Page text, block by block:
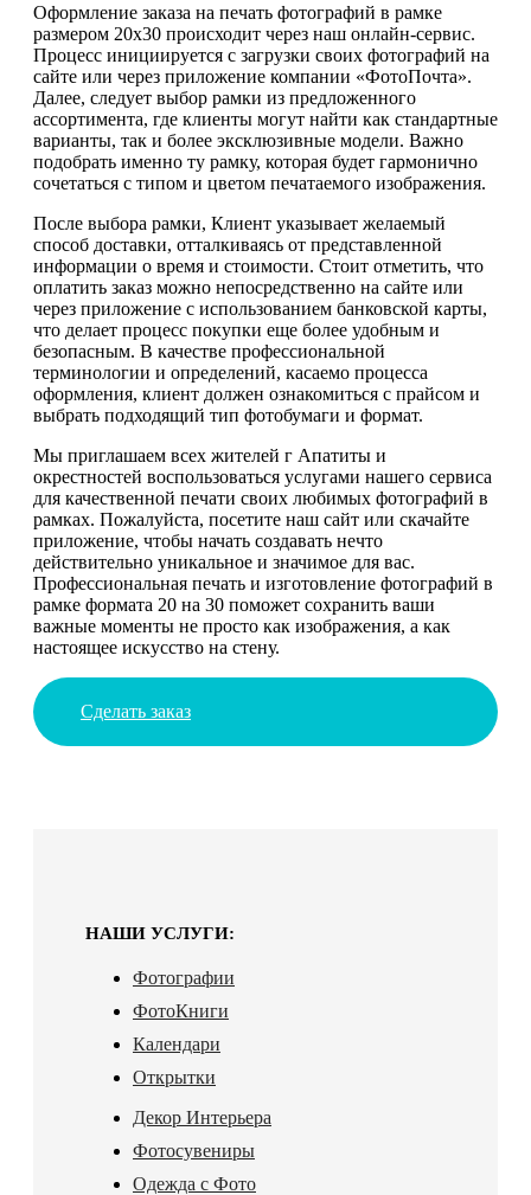
Оформление заказа на печать фотографий в рамке
размером 20х30 происходит через наш онлайн-сервис.
Процесс инициируется с загрузки своих фотографий на
сайте или через приложение компании «ФотоПочта».
Далее, следует выбор рамки из предложенного
ассортимента, где клиенты могут найти как стандартные
варианты, так и более эксклюзивные модели. Важно
подобрать именно ту рамку, которая будет гармонично
сочетаться с типом и цветом печатаемого изображения.
После выбора рамки, Клиент указывает желаемый
способ доставки, отталкиваясь от представленной
информации о время и стоимости. Стоит отметить, что
оплатить заказ можно непосредственно на сайте или
через приложение с использованием банковской карты,
что делает процесс покупки еще более удобным и
безопасным. В качестве профессиональной
терминологии и определений, касаемо процесса
оформления, клиент должен ознакомиться с прайсом и
выбрать подходящий тип фотобумаги и формат.
Мы приглашаем всех жителей г Апатиты и
окрестностей воспользоваться услугами нашего сервиса
для качественной печати своих любимых фотографий в
рамках. Пожалуйста, посетите наш сайт или скачайте
приложение, чтобы начать создавать нечто
действительно уникальное и значимое для вас.
Профессиональная печать и изготовление фотографий в
рамке формата 20 на 30 поможет сохранить ваши
важные моменты не просто как изображения, а как
настоящее искусство на стену.
Сделать заказ
НАШИ УСЛУГИ:
Фотографии
ФотоКниги
Календари
Открытки
Декор Интерьера
Фотосувениры
Одежда с Фото